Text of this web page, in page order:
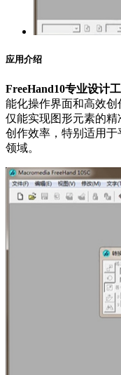
应用介绍
FreeHand10专业设计
能化操作界面和高效
仅能实现图形元素的
创作效率，特别适用
领域。